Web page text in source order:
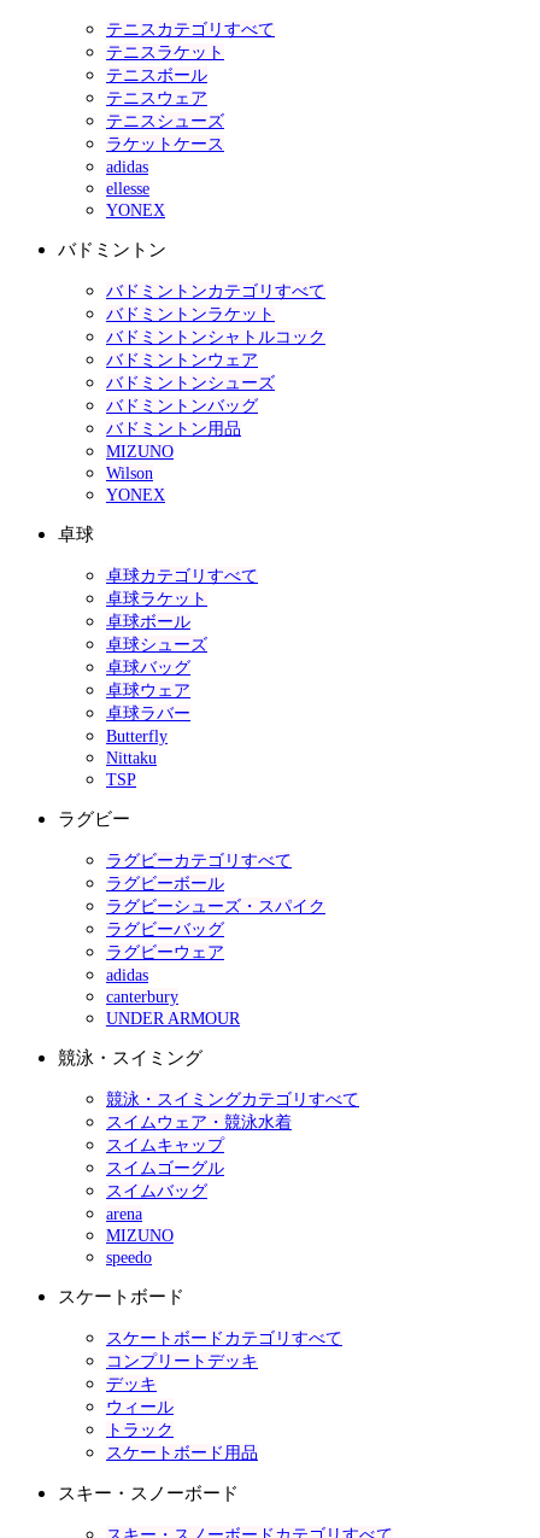
テニスカテゴリすべて
テニスラケット
テニスボール
テニスウェア
テニスシューズ
ラケットケース
adidas
ellesse
YONEX
バドミントン
バドミントンカテゴリすべて
バドミントンラケット
バドミントンシャトルコック
バドミントンウェア
バドミントンシューズ
バドミントンバッグ
バドミントン用品
MIZUNO
Wilson
YONEX
卓球
卓球カテゴリすべて
卓球ラケット
卓球ボール
卓球シューズ
卓球バッグ
卓球ウェア
卓球ラバー
Butterfly
Nittaku
TSP
ラグビー
ラグビーカテゴリすべて
ラグビーボール
ラグビーシューズ・スパイク
ラグビーバッグ
ラグビーウェア
adidas
canterbury
UNDER ARMOUR
競泳・スイミング
競泳・スイミングカテゴリすべて
スイムウェア・競泳水着
スイムキャップ
スイムゴーグル
スイムバッグ
arena
MIZUNO
speedo
スケートボード
スケートボードカテゴリすべて
コンプリートデッキ
デッキ
ウィール
トラック
スケートボード用品
スキー・スノーボード